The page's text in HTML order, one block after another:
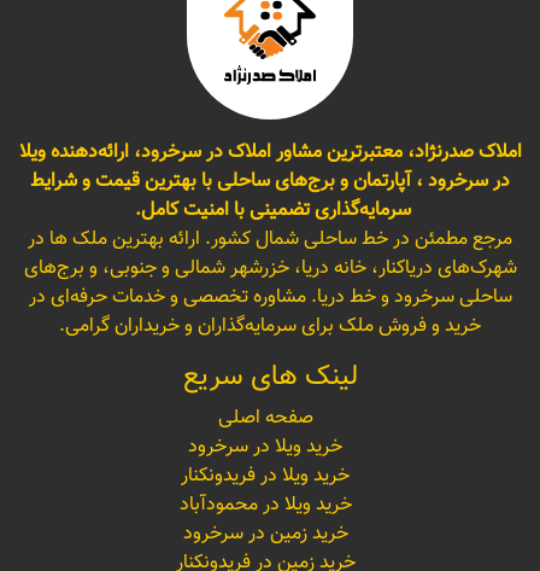
املاک صدرنژاد، معتبرترین مشاور املاک در سرخرود، ارائه‌دهنده ویلا
در سرخرود ، آپارتمان و برج‌های ساحلی با بهترین قیمت و شرایط
سرمایه‌گذاری تضمینی با امنیت کامل.
مرجع مطمئن در خط ساحلی شمال کشور. ارائه بهترین ملک ها در
شهرک‌های دریاکنار، خانه دریا، خزرشهر شمالی و جنوبی، و برج‌های
ساحلی سرخرود و خط دریا. مشاوره تخصصی و خدمات حرفه‌ای در
خرید و فروش ملک برای سرمایه‌گذاران و خریداران گرامی.
لینک های سریع
صفحه اصلی
خرید ویلا در سرخرود
خرید ویلا در فریدونکنار
خرید ویلا در محمودآباد
خرید زمین در سرخرود
خرید زمین در فریدونکنار